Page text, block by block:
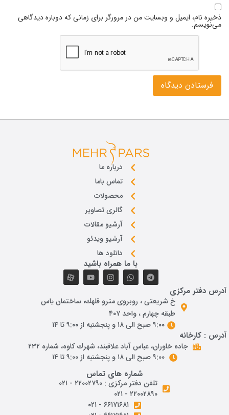
ذخیره نام، ایمیل و وبسایت من در مرورگر برای زمانی که دوباره دیدگاهی
می‌نویسم.
درباره ما
تماس باما
محصولات
گالری تصاویر
آرشیو مقالات
آرشیو ویدئو
دانلود ها
با ما همراه باشید
آدرس دفتر مرکزی
خ شريعتی ، روبروی مترو قلهك، ساختمان ياس
طبقه چهارم ، واحد ۴۰۷
۹:۰۰ صبح الی ۱۸ و پنجشنبه از ۹:۰۰ تا ۱۴
آدرس : کارخانه
جاده خاوران، عباس آباد علاقبند، شهرك كاوه، شماره ٢٣٢
۹:۰۰ صبح الی ۱۸ و پنجشنبه از ۹:۰۰ تا ۱۴
شماره های تماس
تلفن دفتر مرکزی : ۲۲۰۰۲۷۹۰ - ۰۲۱
۲۲۰۰۲۸۹۰ - ۰۲۱
۶۶۱۷۱۶۸۱ - ۰۲۱